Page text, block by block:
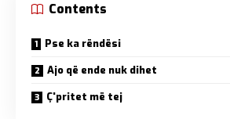
Contents
Pse ka rëndësi
Ajo që ende nuk dihet
Ç'pritet më tej